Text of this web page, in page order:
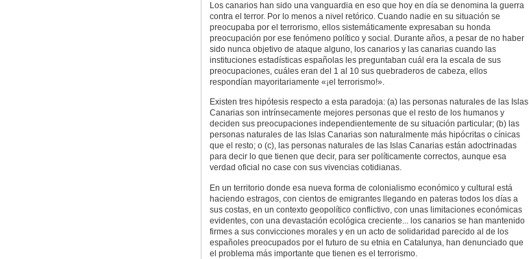
Los canarios han sido una vanguardia en eso que hoy en día se denomina la guerra
contra el terror. Por lo menos a nivel retórico. Cuando nadie en su situación se
preocupaba por el terrorismo, ellos sistemáticamente expresaban su honda
preocupación por ese fenómeno político y social. Durante años, a pesar de no haber
sido nunca objetivo de ataque alguno, los canarios y las canarias cuando las
instituciones estadísticas españolas les preguntaban cuál era la escala de sus
preocupaciones, cuáles eran del 1 al 10 sus quebraderos de cabeza, ellos
respondían mayoritariamente «¡el terrorismo!».
Existen tres hipótesis respecto a esta paradoja: (a) las personas naturales de las Islas
Canarias son intrínsecamente mejores personas que el resto de los humanos y
deciden sus preocupaciones independientemente de su situación particular; (b) las
personas naturales de las Islas Canarias son naturalmente más hipócritas o cínicas
que el resto; o (c), las personas naturales de las Islas Canarias están adoctrinadas
para decir lo que tienen que decir, para ser políticamente correctos, aunque esa
verdad oficial no case con sus vivencias cotidianas.
En un territorio donde esa nueva forma de colonialismo económico y cultural está
haciendo estragos, con cientos de emigrantes llegando en pateras todos los días a
sus costas, en un contexto geopolítico conflictivo, con unas limitaciones económicas
evidentes, con una devastación ecológica creciente... los canarios se han mantenido
firmes a sus convicciones morales y en un acto de solidaridad parecido al de los
españoles preocupados por el futuro de su etnia en Catalunya, han denunciado que
el problema más importante que tienen es el terrorismo.